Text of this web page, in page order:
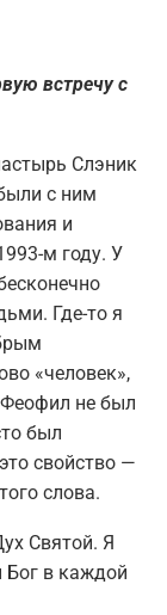
встречу с
Слэник
с ним
и
м году. У
Где-то я
«человек»,
не был
был
свойство —
слова.
Святой. Я
Бог в каждой